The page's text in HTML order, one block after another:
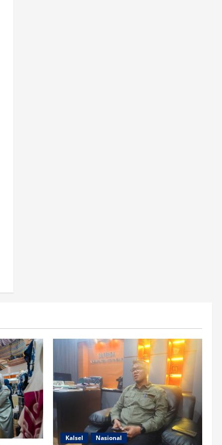
Kalsel Nasional